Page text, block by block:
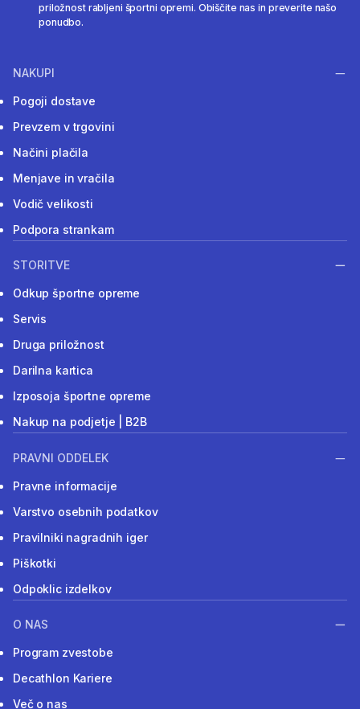
priložnost rabljeni športni opremi. Obiščite nas in preverite našo
ponudbo.
NAKUPI
Pogoji dostave
Prevzem v trgovini
Načini plačila
Menjave in vračila
Vodič velikosti
Podpora strankam
STORITVE
Odkup športne opreme
Servis
Druga priložnost
Darilna kartica
Izposoja športne opreme
Nakup na podjetje | B2B
PRAVNI ODDELEK
Pravne informacije
Varstvo osebnih podatkov
Pravilniki nagradnih iger
Piškotki
Odpoklic izdelkov
O NAS
Program zvestobe
Decathlon Kariere
Več o nas